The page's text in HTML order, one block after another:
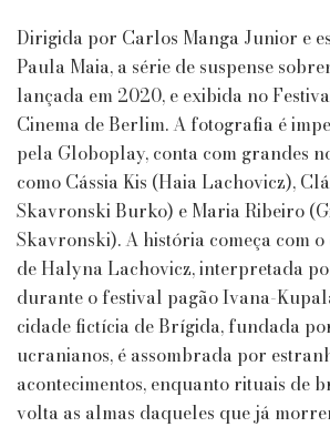
Dirigida por Carlos Manga Junior e
Paula Maia, a série de suspense
lançada em 2020, e exibida no
Cinema de Berlim. A fotografia é
pela Globoplay, conta com grandes
como Cássia Kis (Haia Lachovicz),
Skavronski Burko) e Maria Ribeiro
Skavronski). A história começa com
de Halyna Lachovicz, interpretada
durante o festival pagão Ivana-
cidade fictícia de Brígida, fundada
ucranianos, é assombrada por
acontecimentos, enquanto rituais de
volta as almas daqueles que já